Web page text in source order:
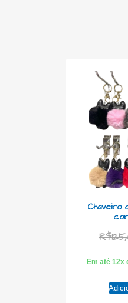
Chaveiro
R$
Em até 12x